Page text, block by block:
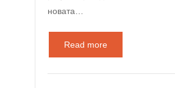
новата…
Read more